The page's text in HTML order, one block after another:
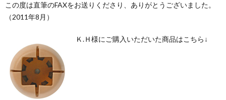
この度は直筆のFAXをお送りくださり、ありがとうございました。
（2011年8月）
Ｋ.Ｈ様にご購入いただいた商品はこちら↓